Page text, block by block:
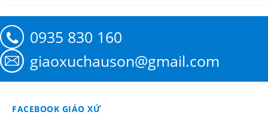
0935 830 160
giaoxuchauson@gmail.com
FACEBOOK GIÁO XỨ